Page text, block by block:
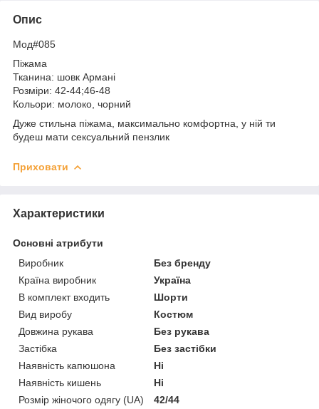
Опис
Мод#085
Піжама
Тканина: шовк Армані
Розміри: 42-44;46-48
Кольори: молоко, чорний
Дуже стильна піжама, максимально комфортна, у ній ти
будеш мати сексуальний пензлик
Приховати
Характеристики
Основні атрибути
Виробник
Без бренду
Країна виробник
Україна
В комплект входить
Шорти
Вид виробу
Костюм
Довжина рукава
Без рукава
Застібка
Без застібки
Наявність капюшона
Ні
Наявність кишень
Ні
Розмір жіночого одягу (UA)
42/44